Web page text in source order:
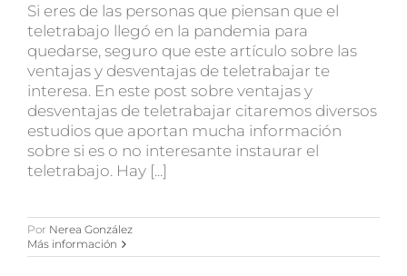
Si eres de las personas que piensan que el
teletrabajo llegó en la pandemia para
quedarse, seguro que este artículo sobre las
ventajas y desventajas de teletrabajar te
interesa. En este post sobre ventajas y
desventajas de teletrabajar citaremos diversos
estudios que aportan mucha información
sobre si es o no interesante instaurar el
teletrabajo. Hay [...]
Por Nerea González
Más información